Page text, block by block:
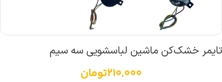
تایمر خشک‌کن ماشین لباسشویی سه سیم
210,000تومان